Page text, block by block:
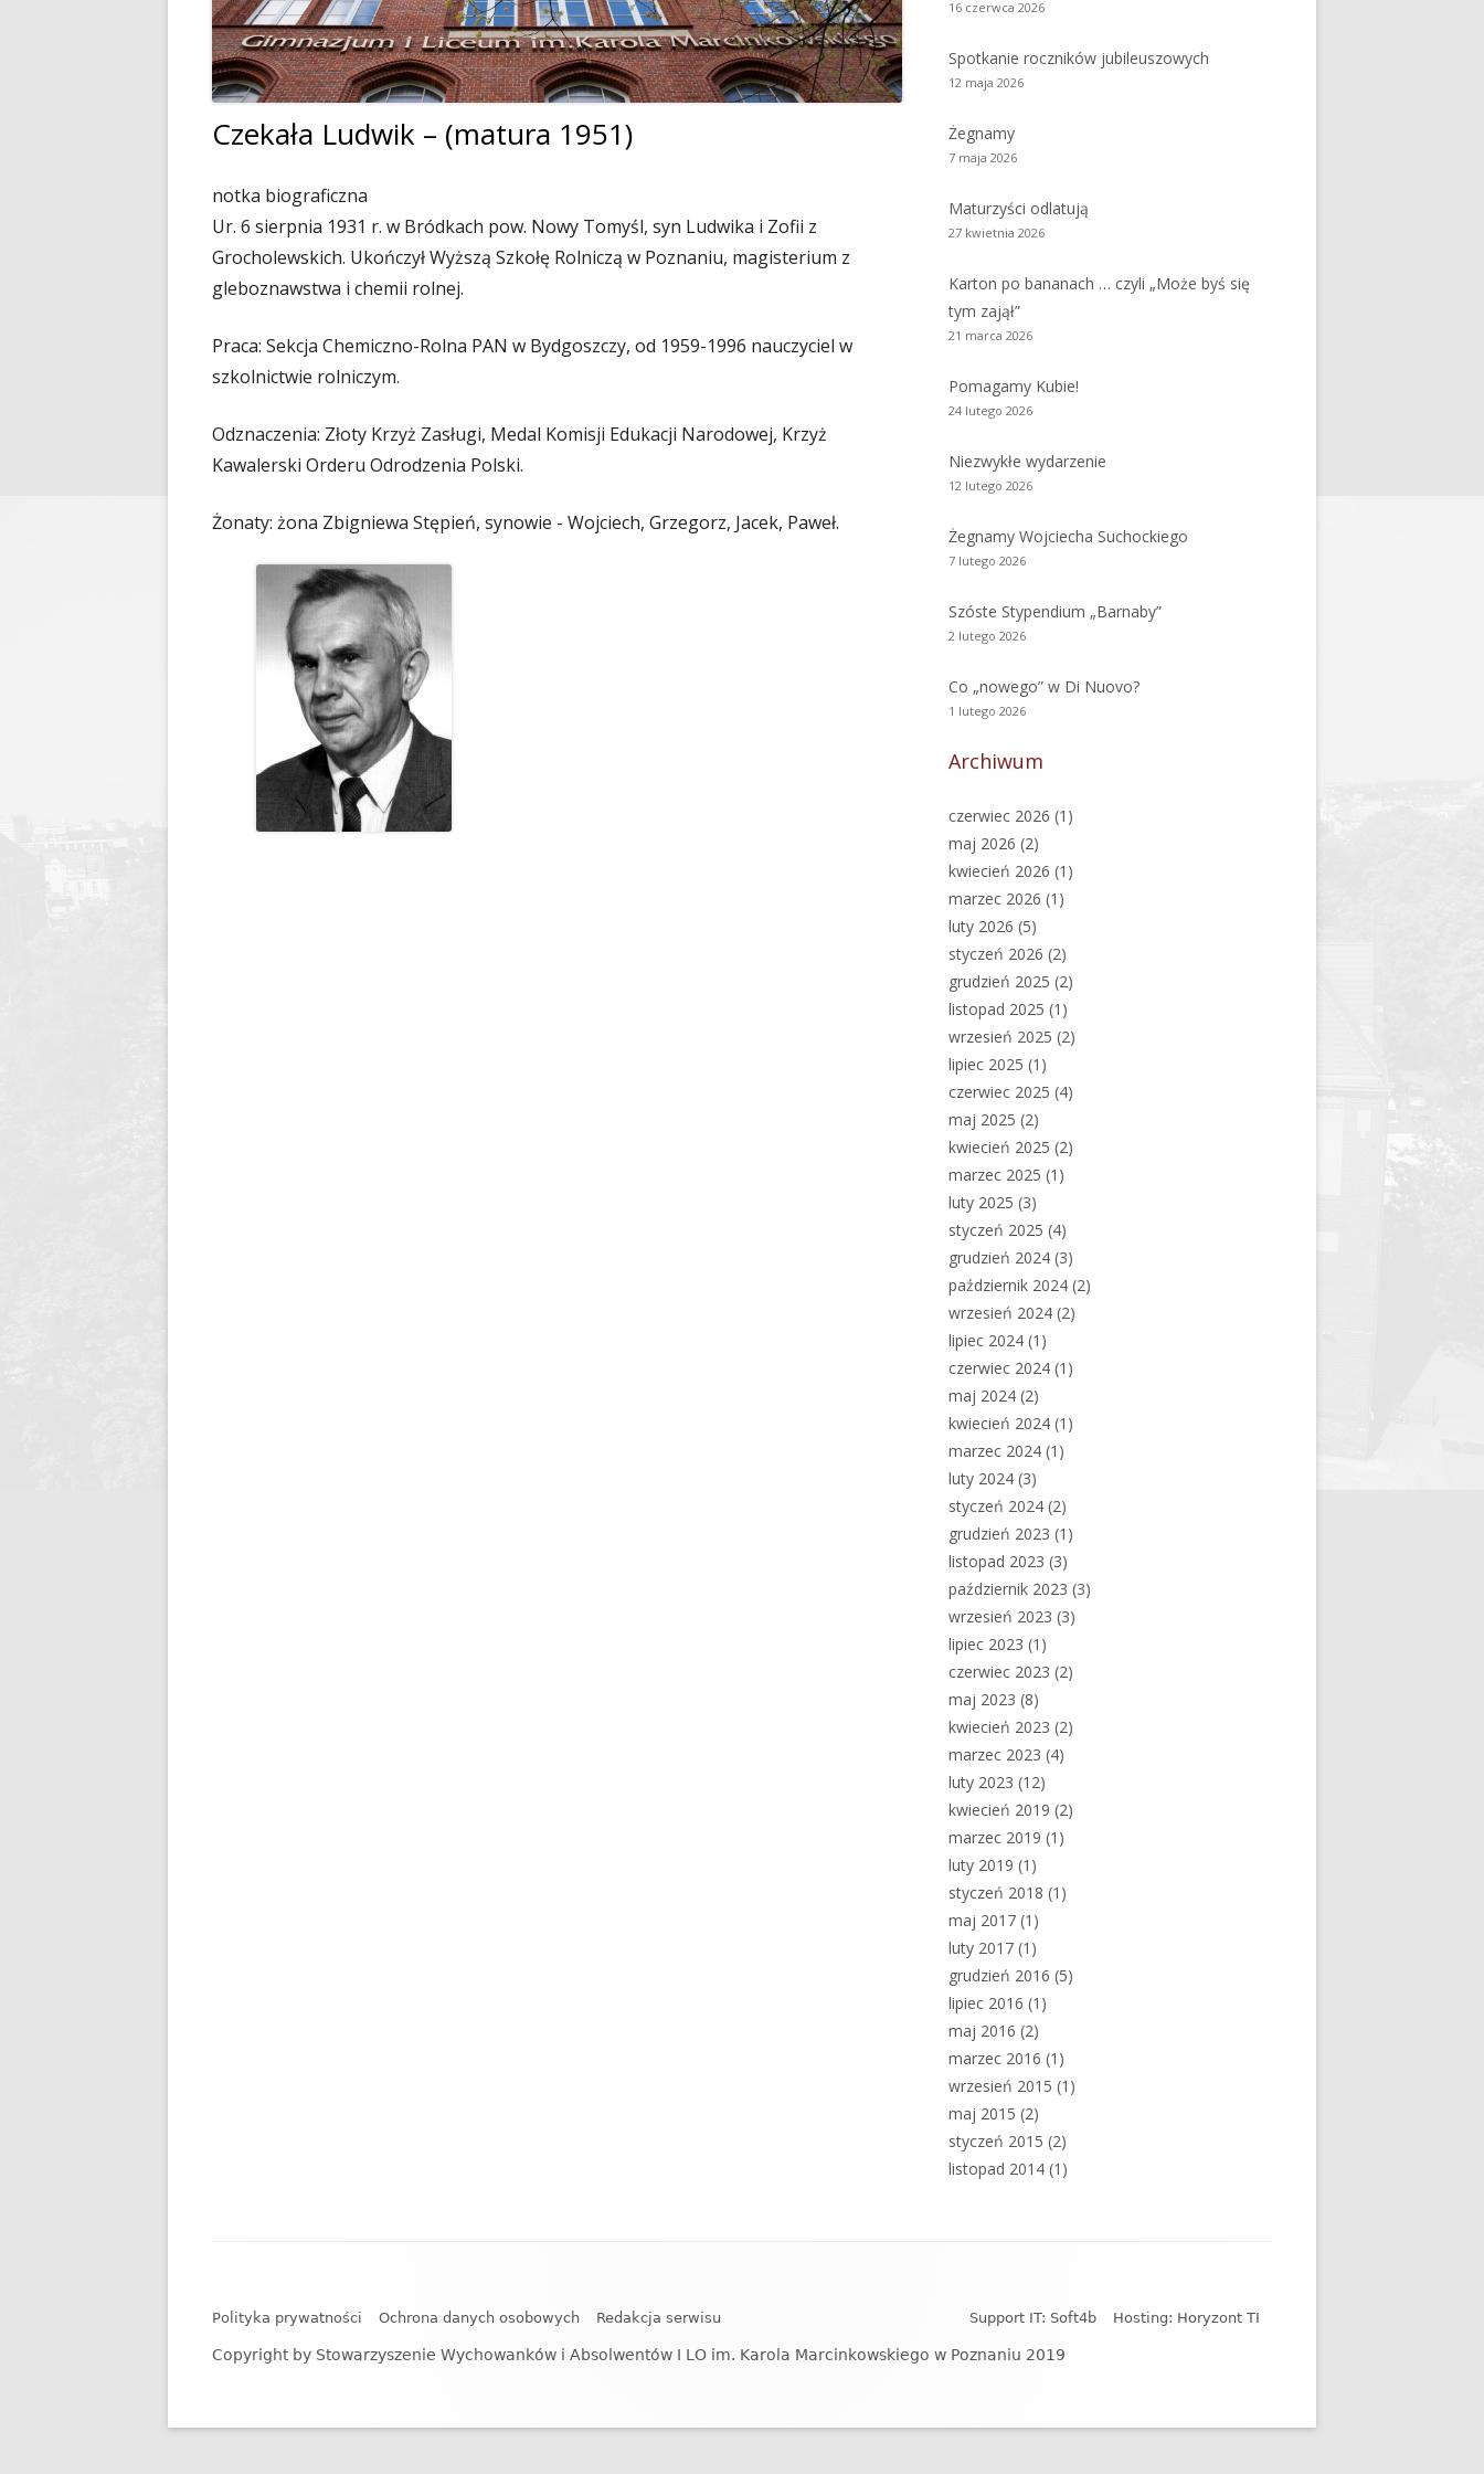
Nagrody Stowarzyszenia
Archiwum
89 lecie szkoły
90 lecie urodzin i 70 lecie matury S.A.
Borsukiewicza
85 lecie szkoły
80 lecie szkoły
60 lecie szkoły
50 lecie szkoły
Dyrektorzy i wicedyrektorzy Szkoły
Profesorowie i wychowankowie
polegli i pomordowani w latach 1939 –
Opracowania
Biblioteka absolwentów
Kalendarium 2010
Kalendarium 2008
Kalendarium 2005
Kalendarium 2004
Wydarzenia z lat 1993 – 2003
Czekała Ludwik – (matura 1951)
notka biograficzna
Ur. 6 sierpnia 1931 r. w Bródkach pow. Nowy Tomyśl, syn Ludwika i Zofii z
Grocholewskich. Ukończył Wyższą Szkołę Rolniczą w Poznaniu, magisterium z
gleboznawstwa i chemii rolnej.
Praca: Sekcja Chemiczno-Rolna PAN w Bydgoszczy, od 1959-1996 nauczyciel w
szkolnictwie rolniczym.
Odznaczenia: Złoty Krzyż Zasługi, Medal Komisji Edukacji Narodowej, Krzyż
Kawalerski Orderu Odrodzenia Polski.
Żonaty: żona Zbigniewa Stępień, synowie - Wojciech, Grzegorz, Jacek, Paweł.
16 czerwca 2026
Spotkanie roczników jubileuszowych
12 maja 2026
Żegnamy
7 maja 2026
Maturzyści odlatują
27 kwietnia 2026
Karton po bananach … czyli „Może byś się
tym zajął”
21 marca 2026
Pomagamy Kubie!
24 lutego 2026
Niezwykłe wydarzenie
12 lutego 2026
Żegnamy Wojciecha Suchockiego
7 lutego 2026
Szóste Stypendium „Barnaby”
2 lutego 2026
Co „nowego” w Di Nuovo?
1 lutego 2026
Archiwum
czerwiec 2026 (1)
maj 2026 (2)
kwiecień 2026 (1)
marzec 2026 (1)
luty 2026 (5)
styczeń 2026 (2)
grudzień 2025 (2)
listopad 2025 (1)
wrzesień 2025 (2)
lipiec 2025 (1)
czerwiec 2025 (4)
maj 2025 (2)
kwiecień 2025 (2)
marzec 2025 (1)
luty 2025 (3)
styczeń 2025 (4)
grudzień 2024 (3)
październik 2024 (2)
wrzesień 2024 (2)
lipiec 2024 (1)
czerwiec 2024 (1)
maj 2024 (2)
kwiecień 2024 (1)
marzec 2024 (1)
luty 2024 (3)
styczeń 2024 (2)
grudzień 2023 (1)
listopad 2023 (3)
październik 2023 (3)
wrzesień 2023 (3)
lipiec 2023 (1)
czerwiec 2023 (2)
maj 2023 (8)
kwiecień 2023 (2)
marzec 2023 (4)
luty 2023 (12)
kwiecień 2019 (2)
marzec 2019 (1)
luty 2019 (1)
styczeń 2018 (1)
maj 2017 (1)
luty 2017 (1)
grudzień 2016 (5)
lipiec 2016 (1)
maj 2016 (2)
marzec 2016 (1)
wrzesień 2015 (1)
maj 2015 (2)
styczeń 2015 (2)
listopad 2014 (1)
stopki
Polityka prywatności Ochrona danych osobowych Redakcja serwisu Support IT: Soft4b Hosting: Horyzont TI
Copyright by Stowarzyszenie Wychowanków i Absolwentów I LO im. Karola Marcinkowskiego w Poznaniu 2019